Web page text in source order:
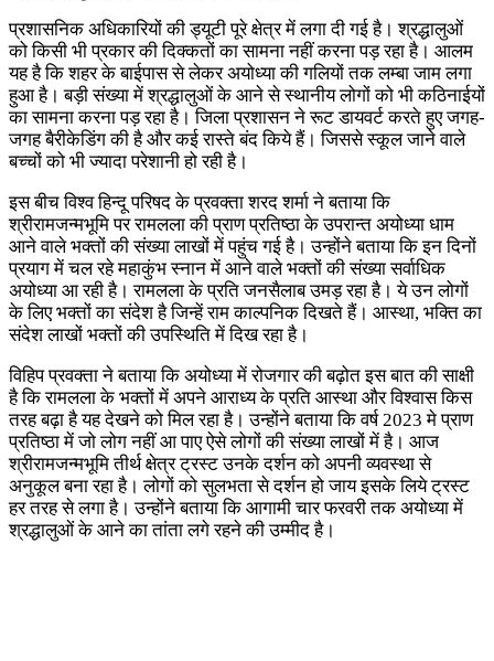
प्रशासनिक अधिकारियों की ड्यूटी पूरे क्षेत्र में लगा दी गई है। श्रद्धालुओं
को किसी भी प्रकार की दिक्कतों का सामना नहीं करना पड़ रहा है। आलम
यह है कि शहर के बाईपास से लेकर अयोध्या की गलियों तक लम्बा जाम लगा
हुआ है। बड़ी संख्या में श्रद्धालुओं के आने से स्थानीय लोगों को भी कठिनाईयों
का सामना करना पड़ रहा है। जिला प्रशासन ने रूट डायवर्ट करते हुए जगह-
जगह बैरीकेडिंग की है और कई रास्ते बंद किये हैं। जिससे स्कूल जाने वाले
बच्चों को भी ज्यादा परेशानी हो रही है।
इस बीच विश्व हिन्दू परिषद के प्रवक्ता शरद शर्मा ने बताया कि
श्रीरामजन्मभूमि पर रामलला की प्राण प्रतिष्ठा के उपरान्त अयोध्या धाम
आने वाले भक्तों की संख्या लाखों में पहुंच गई है। उन्होंने बताया कि इन दिनों
प्रयाग में चल रहे महाकुंभ स्नान में आने वाले भक्तों की संख्या सर्वाधिक
अयोध्या आ रही है। रामलला के प्रति जनसैलाब उमड़ रहा है। ये उन लोगों
के लिए भक्तों का संदेश है जिन्हें राम काल्पनिक दिखते हैं। आस्था, भक्ति का
संदेश लाखों भक्तों की उपस्थिति में दिख रहा है।
विहिप प्रवक्ता ने बताया कि अयोध्या में रोजगार की बढ़ोत इस बात की साक्षी
है कि रामलला के भक्तों में अपने आराध्य के प्रति आस्था और विश्वास किस
तरह बढ़ा है यह देखने को मिल रहा है। उन्होंने बताया कि वर्ष 2023 मे प्राण
प्रतिष्ठा में जो लोग नहीं आ पाए ऐसे लोगों की संख्या लाखों में है। आज
श्रीरामजन्मभूमि तीर्थ क्षेत्र ट्रस्ट उनके दर्शन को अपनी व्यवस्था से
अनुकूल बना रहा है। लोगों को सुलभता से दर्शन हो जाय इसके लिये ट्रस्ट
हर तरह से लगा है। उन्होंने बताया कि आगामी चार फरवरी तक अयोध्या में
श्रद्धालुओं के आने का तांता लगे रहने की उम्मीद है।